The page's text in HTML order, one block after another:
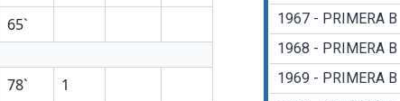
65`
78`
1
1967 - PRIMERA B
1968 - PRIMERA B
1969 - PRIMERA B